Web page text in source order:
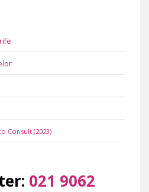
Consult (2023)
021 9062